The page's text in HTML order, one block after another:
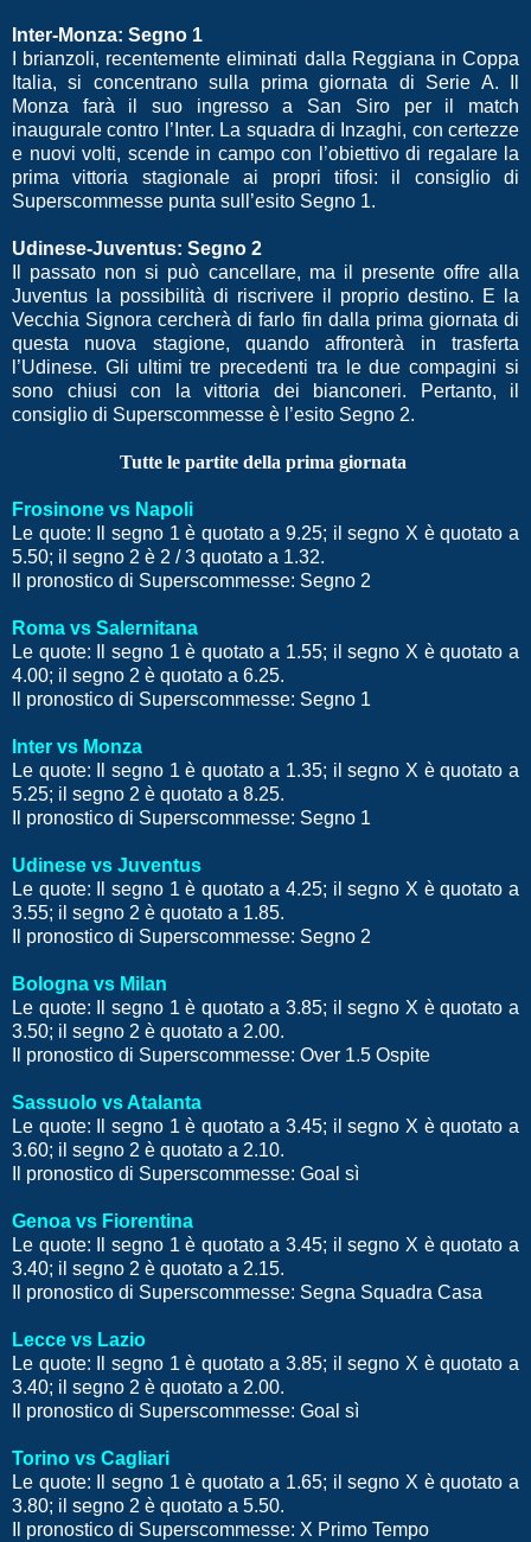
Inter-Monza: Segno 1
I brianzoli, recentemente eliminati dalla Reggiana in Coppa
Italia, si concentrano sulla prima giornata di Serie A. Il
Monza farà il suo ingresso a San Siro per il match
inaugurale contro l’Inter. La squadra di Inzaghi, con certezze
e nuovi volti, scende in campo con l’obiettivo di regalare la
prima vittoria stagionale ai propri tifosi: il consiglio di
Superscommesse punta sull’esito Segno 1.
Udinese-Juventus: Segno 2
Il passato non si può cancellare, ma il presente offre alla
Juventus la possibilità di riscrivere il proprio destino. E la
Vecchia Signora cercherà di farlo fin dalla prima giornata di
questa nuova stagione, quando affronterà in trasferta
l’Udinese. Gli ultimi tre precedenti tra le due compagini si
sono chiusi con la vittoria dei bianconeri. Pertanto, il
consiglio di Superscommesse è l’esito Segno 2.
Tutte le partite della prima giornata
Frosinone vs Napoli
Le quote: Il segno 1 è quotato a 9.25; il segno X è quotato a
5.50; il segno 2 è 2 / 3 quotato a 1.32.
Il pronostico di Superscommesse: Segno 2
Roma vs Salernitana
Le quote: Il segno 1 è quotato a 1.55; il segno X è quotato a
4.00; il segno 2 è quotato a 6.25.
Il pronostico di Superscommesse: Segno 1
Inter vs Monza
Le quote: Il segno 1 è quotato a 1.35; il segno X è quotato a
5.25; il segno 2 è quotato a 8.25.
Il pronostico di Superscommesse: Segno 1
Udinese vs Juventus
Le quote: Il segno 1 è quotato a 4.25; il segno X è quotato a
3.55; il segno 2 è quotato a 1.85.
Il pronostico di Superscommesse: Segno 2
Bologna vs Milan
Le quote: Il segno 1 è quotato a 3.85; il segno X è quotato a
3.50; il segno 2 è quotato a 2.00.
Il pronostico di Superscommesse: Over 1.5 Ospite
Sassuolo vs Atalanta
Le quote: Il segno 1 è quotato a 3.45; il segno X è quotato a
3.60; il segno 2 è quotato a 2.10.
Il pronostico di Superscommesse: Goal sì
Genoa vs Fiorentina
Le quote: Il segno 1 è quotato a 3.45; il segno X è quotato a
3.40; il segno 2 è quotato a 2.15.
Il pronostico di Superscommesse: Segna Squadra Casa
Lecce vs Lazio
Le quote: Il segno 1 è quotato a 3.85; il segno X è quotato a
3.40; il segno 2 è quotato a 2.00.
Il pronostico di Superscommesse: Goal sì
Torino vs Cagliari
Le quote: Il segno 1 è quotato a 1.65; il segno X è quotato a
3.80; il segno 2 è quotato a 5.50.
Il pronostico di Superscommesse: X Primo Tempo